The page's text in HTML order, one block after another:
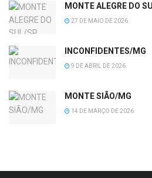
MONTE ALEGRE DO
27 DE MAIO DE 2026
INCONFIDENTES/MG
9 DE ABRIL DE 2026
MONTE SIÃO/MG
14 DE MARÇO DE 2026